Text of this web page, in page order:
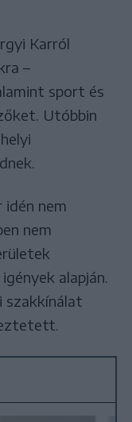
Karról
–
sport és
Utóbbin
nem
nem
alapján.
szakkínálat